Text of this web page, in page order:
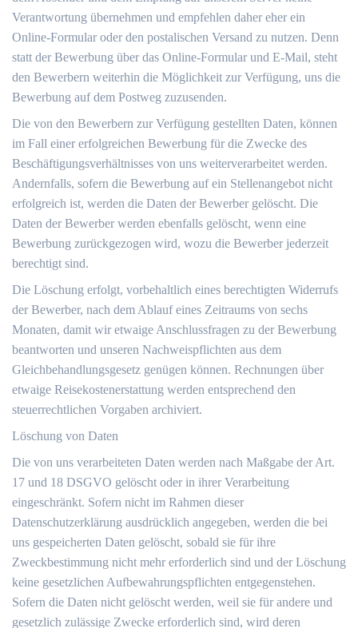
Verantwortung übernehmen und empfehlen daher eher ein
Online-Formular oder den postalischen Versand zu nutzen. Denn
statt der Bewerbung über das Online-Formular und E-Mail, steht
den Bewerbern weiterhin die Möglichkeit zur Verfügung, uns die
Bewerbung auf dem Postweg zuzusenden.
Die von den Bewerbern zur Verfügung gestellten Daten, können
im Fall einer erfolgreichen Bewerbung für die Zwecke des
Beschäftigungsverhältnisses von uns weiterverarbeitet werden.
Andernfalls, sofern die Bewerbung auf ein Stellenangebot nicht
erfolgreich ist, werden die Daten der Bewerber gelöscht. Die
Daten der Bewerber werden ebenfalls gelöscht, wenn eine
Bewerbung zurückgezogen wird, wozu die Bewerber jederzeit
berechtigt sind.
Die Löschung erfolgt, vorbehaltlich eines berechtigten Widerrufs
der Bewerber, nach dem Ablauf eines Zeitraums von sechs
Monaten, damit wir etwaige Anschlussfragen zu der Bewerbung
beantworten und unseren Nachweispflichten aus dem
Gleichbehandlungsgesetz genügen können. Rechnungen über
etwaige Reisekostenerstattung werden entsprechend den
steuerrechtlichen Vorgaben archiviert.
Löschung von Daten
Die von uns verarbeiteten Daten werden nach Maßgabe der Art.
17 und 18 DSGVO gelöscht oder in ihrer Verarbeitung
eingeschränkt. Sofern nicht im Rahmen dieser
Datenschutzerklärung ausdrücklich angegeben, werden die bei
uns gespeicherten Daten gelöscht, sobald sie für ihre
Zweckbestimmung nicht mehr erforderlich sind und der Löschung
keine gesetzlichen Aufbewahrungspflichten entgegenstehen.
Sofern die Daten nicht gelöscht werden, weil sie für andere und
gesetzlich zulässige Zwecke erforderlich sind, wird deren